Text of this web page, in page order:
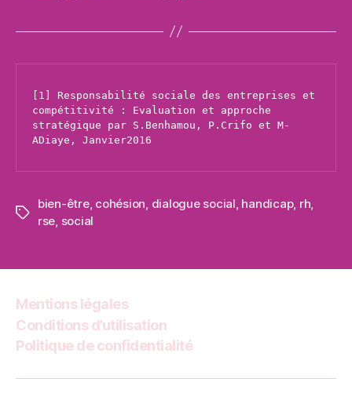
[1] Responsabilité sociale des entreprises et
compétitivité : Evaluation et approche
stratégique par S.Benhamou, P.Crifo et M-
ADiaye, Janvier2016
Étiquettes
bien-être, cohésion dialogue social handicap, rh
rse social
Mentions légales
Conditions d’utilisation
Politique de confidentialité